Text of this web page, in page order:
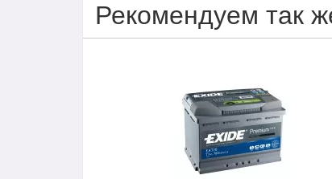
Рекомендуем так